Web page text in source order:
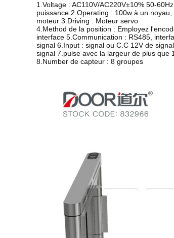
1.Voltage : AC110V/AC220V±10% 50-60Hz
puissance 2.Operating : 100w à un
moteur 3.Driving : Moteur servo
4.Method de la position : Employez
interface 5.Communication : RS485,
signal 6.Input : signal ou C.C 12V de
signal 7.pulse avec la largeur de plus que
8.Number de capteur : 8 groupes